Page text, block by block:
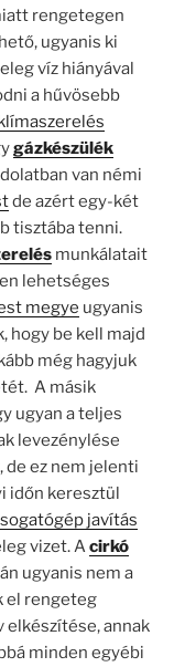
rengetegen
ugyanis ki
víz hiányával
a hűvösebb
gázkészülék
van némi
de azért egy-két
tisztába tenni.
munkálatait
lehetséges
megye ugyanis
hogy be kell majd
még hagyjuk
A másik
ugyan a teljes
levezénylése
de ez nem jelenti
időn keresztül
javítás
vizet. Acirkó
ugyanis nem a
el rengeteg
elkészítése, annak
minden egyébi